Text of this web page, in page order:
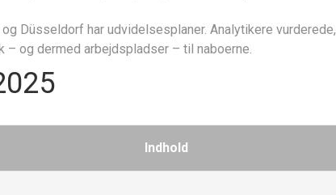
Düsseldorf har udvidelsesplaner. Analytikere vurderede,
og dermed arbejdspladser – til naboerne.
Indhold